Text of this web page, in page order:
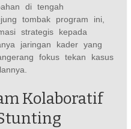
di tengah
tombak program ini,
strategis kepada
jaringan kader yang
fokus tekan kasus
Kolaboratif